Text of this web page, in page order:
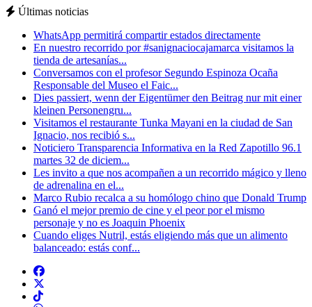
Últimas noticias
WhatsApp permitirá compartir estados directamente
En nuestro recorrido por #sanignaciocajamarca visitamos la
tienda de artesanías...
Conversamos con el profesor Segundo Espinoza Ocaña
Responsable del Museo el Faic...
Dies passiert, wenn der Eigentümer den Beitrag nur mit einer
kleinen Personengru...
Visitamos el restaurante Tunka Mayani en la ciudad de San
Ignacio, nos recibió s...
Noticiero Transparencia Informativa en la Red Zapotillo 96.1
martes 32 de diciem...
Les invito a que nos acompañen a un recorrido mágico y lleno
de adrenalina en el...
Marco Rubio recalca a su homólogo chino que Donald Trump
Ganó el mejor premio de cine y el peor por el mismo
personaje y no es Joaquin Phoenix
Cuando eliges Nutril, estás eligiendo más que un alimento
balanceado: estás conf...